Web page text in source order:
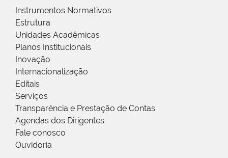
Instrumentos Normativos
Estrutura
Unidades Acadêmicas
Planos Institucionais
Inovação
Internacionalização
Editais
Serviços
Transparência e Prestação de Contas
Agendas dos Dirigentes
Fale conosco
Ouvidoria